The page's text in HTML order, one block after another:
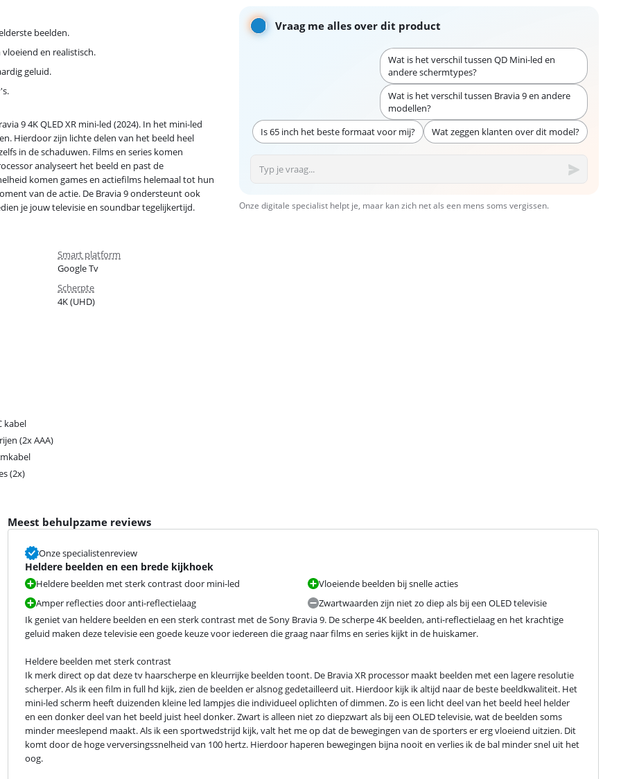
Vraag me alles over dit product
Wat is het verschil tussen QD Mini-led en
andere schermtypes?
Wat is het verschil tussen Bravia 9 en andere
modellen?
Is 65 inch het beste formaat voor mij?
Wat zeggen klanten over dit model?
Onze digitale specialist helpt je, maar kan zich net als een mens soms vergissen.
beelden.
en realistisch.
geluid.
9 4K QLED XR mini-led (2024). In het mini-led
Hierdoor zijn lichte delen van het beeld heel
in de schaduwen. Films en series komen
analyseert het beeld en past de
komen games en actiefilms helemaal tot hun
van de actie. De Bravia 9 ondersteunt ook
je jouw televisie en soundbar tegelijkertijd.
Smart platform
Google Tv
Scherpte
4K (UHD)
kabel
(2x AAA)
(2x)
Meest behulpzame reviews
Onze specialistenreview
Heldere beelden en een brede kijkhoek
Heldere beelden met sterk contrast door mini-led
Amper reflecties door anti-reflectielaag
Vloeiende beelden bij snelle acties
Zwartwaarden zijn niet zo diep als bij een OLED televisie
Ik geniet van heldere beelden en een sterk contrast met de Sony Bravia 9. De scherpe 4K beelden, anti-reflectielaag en het krachtige
geluid maken deze televisie een goede keuze voor iedereen die graag naar films en series kijkt in de huiskamer.
Heldere beelden met sterk contrast
Ik merk direct op dat deze tv haarscherpe en kleurrijke beelden toont. De Bravia XR processor maakt beelden met een lagere resolutie
scherper. Als ik een film in full hd kijk, zien de beelden er alsnog gedetailleerd uit. Hierdoor kijk ik altijd naar de beste beeldkwaliteit. Het
mini-led scherm heeft duizenden kleine led lampjes die individueel oplichten of dimmen. Zo is een licht deel van het beeld heel helder
en een donker deel van het beeld juist heel donker. Zwart is alleen niet zo diepzwart als bij een OLED televisie, wat de beelden soms
minder meeslepend maakt. Als ik een sportwedstrijd kijk, valt het me op dat de bewegingen van de sporters er erg vloeiend uitzien. Dit
komt door de hoge verversingssnelheid van 100 hertz. Hierdoor haperen bewegingen bijna nooit en verlies ik de bal minder snel uit het
oog.